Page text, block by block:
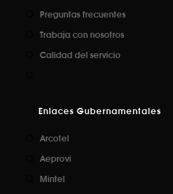
Preguntas frecuentes
Trabaja con nosotros
Calidad del servicio
Enlaces Gubernamentales
Arcotel
Aeprovi
Mintel